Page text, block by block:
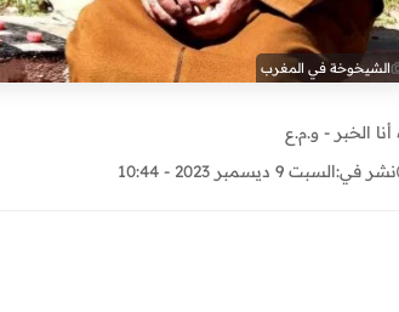
الشيخوخة في المغرب
أنا الخبر - و.م.ع
نشر في:السبت 9 ديسمبر 2023 - 10:44